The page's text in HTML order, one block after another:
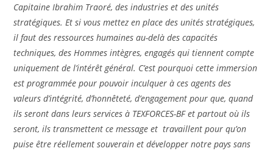
Capitaine Ibrahim Traoré, des industries et des unités
stratégiques. Et si vous mettez en place des unités stratégiques,
il faut des ressources humaines au-delà des capacités
techniques, des Hommes intègres, engagés qui tiennent compte
uniquement de l’intérêt général. C’est pourquoi cette immersion
est programmée pour pouvoir inculquer à ces agents des
valeurs d’intégrité, d’honnêteté, d’engagement pour que, quand
ils seront dans leurs services à TEXFORCES-BF et partout où ils
seront, ils transmettent ce message et travaillent pour qu’on
puise être réellement souverain et développer notre pays sans